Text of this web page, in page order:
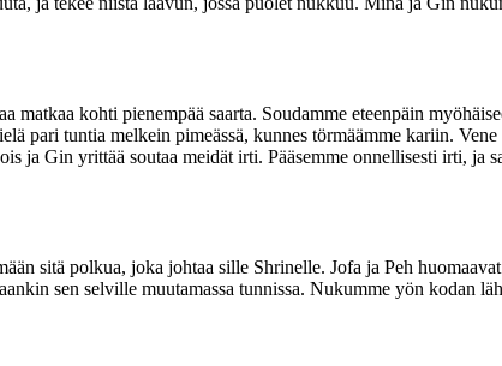
matkaa kohti pienempää saarta. Soudamme eteenpäin
pari tuntia melkein pimeässä, kunnes törmäämme kariin.
ja Gin yrittää soutaa meidät irti. Pääsemme onnellisesti irti,
sitä polkua, joka johtaa sille Shrinelle. Jofa ja Peh
sen selville muutamassa tunnissa. Nukumme yön kodan